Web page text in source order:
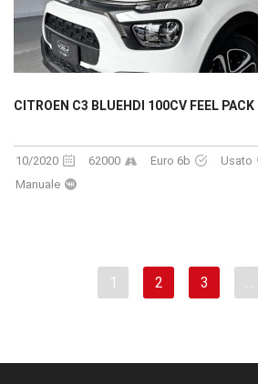
CITROEN C3 BLUEHDI 100CV FEEL PACK
10/2020 62000 Euro 6b Usato
Manuale
1 2 3 …